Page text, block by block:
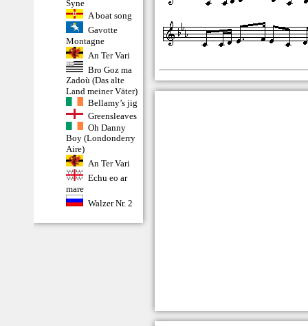
Syne
A boat song
Gavotte
Montagne
An Ter Vari
Bro Goz ma
Zadoù (Das alte
Land meiner Väter)
Bellamy’s jig
Greensleaves
Oh Danny
Boy (Londonderry
Aire)
An Ter Vari
Echu eo ar
mare
Walzer Nr. 2